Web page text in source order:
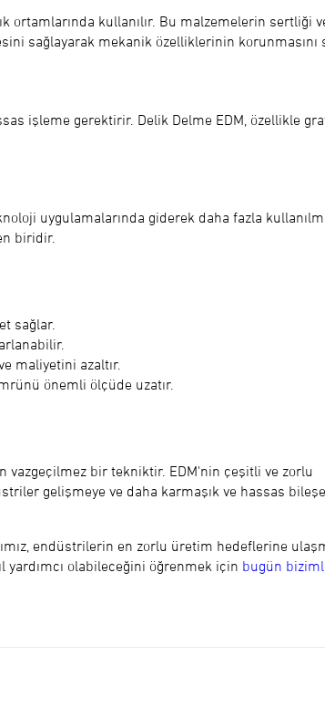
ortamlarında kullanılır. Bu malzemelerin sertliği
sağlayarak mekanik özelliklerinin korunmasını
işleme gerektirir. Delik Delme EDM, özellikle
uygulamalarında giderek daha fazla
biridir.
sağlar.
maliyetini azaltır.
önemli ölçüde uzatır.
vazgeçilmez bir tekniktir. EDM'nin çeşitli ve zorlu
gelişmeye ve daha karmaşık ve hassas
endüstrilerin en zorlu üretim hedeflerine
yardımcı olabileceğini öğrenmek için bugün